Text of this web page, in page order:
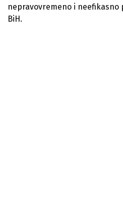
nepravovremeno i neefikasno
BiH.